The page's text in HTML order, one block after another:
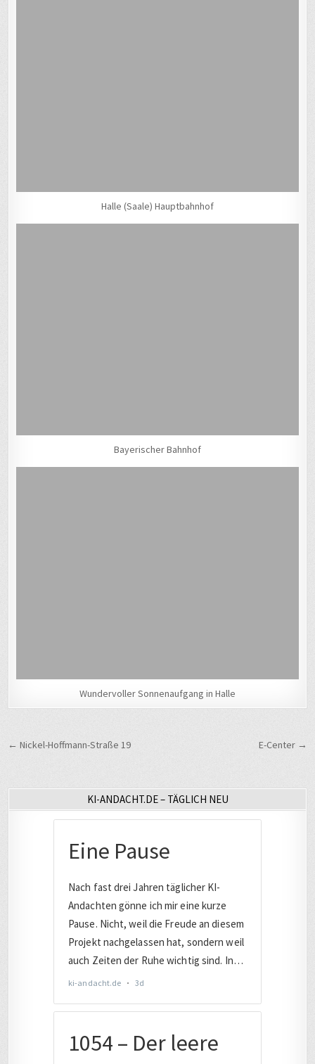
Halle (Saale) Hauptbahnhof
Bayerischer Bahnhof
Wundervoller Sonnenaufgang in Halle
Beitragsnavigation E-Center →
← Nickel-Hoffmann-Straße 19
KI-ANDACHT.DE – TÄGLICH NEU